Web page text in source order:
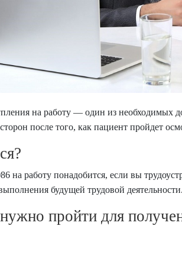
на работу — один из необходимых
после того, как пациент пройдет
на работу понадобится, если вы
будущей трудовой
пройти для